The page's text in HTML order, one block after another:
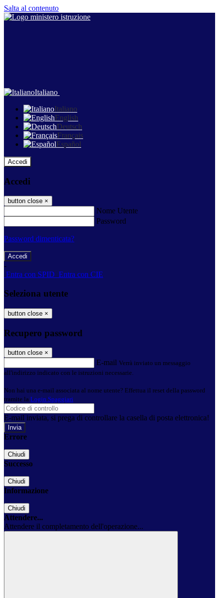
Salta al contenuto
Italiano
Italiano
English
Deutsch
Français
Español
Accedi
Accedi
button close ×
Nome Utente
Password
Password dimenticata?
-
Entra con SPID Entra con CIE
Seleziona utente
button close ×
Recupero password
button close ×
E-mail Verrà inviato un messaggio
all'indirizzo indicato con le istruzioni necessarie.
Non hai una e-mail associata al nome utente? Effettua il reset della password
tramite la Login Spaggiari
E-mail inviata, si prega di controllare la casella di posta elettronica!
Errore
Chiudi
Successo
Chiudi
Informazione
Chiudi
Attendere...
Attendere il completamento dell'operazione...